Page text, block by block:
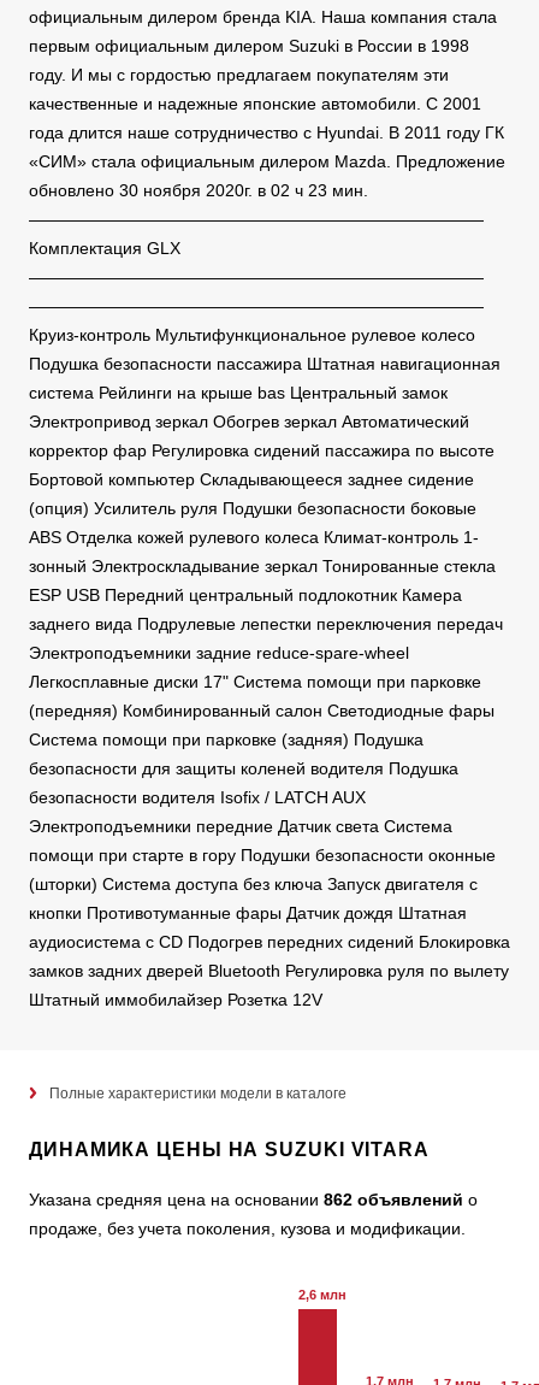
официальным дилером бренда KIA. Наша компания стала
первым официальным дилером Suzuki в России в 1998
году. И мы с гордостью предлагаем покупателям эти
качественные и надежные японские автомобили. С 2001
года длится наше сотрудничество с Hyundai. В 2011 году ГК
«СИМ» стала официальным дилером Mazda. Предложение
обновлено 30 ноября 2020г. в 02 ч 23 мин.
———————————————————————————
Комплектация GLX
———————————————————————————
———————————————————————————
Круиз-контроль Мультифункциональное рулевое колесо
Подушка безопасности пассажира Штатная навигационная
система Рейлинги на крыше bas Центральный замок
Электропривод зеркал Обогрев зеркал Автоматический
корректор фар Регулировка сидений пассажира по высоте
Бортовой компьютер Складывающееся заднее сидение
(опция) Усилитель руля Подушки безопасности боковые
ABS Отделка кожей рулевого колеса Климат-контроль 1-
зонный Электроскладывание зеркал Тонированные стекла
ESP USB Передний центральный подлокотник Камера
заднего вида Подрулевые лепестки переключения передач
Электроподъемники задние reduce-spare-wheel
Легкосплавные диски 17" Система помощи при парковке
(передняя) Комбинированный салон Светодиодные фары
Система помощи при парковке (задняя) Подушка
безопасности для защиты коленей водителя Подушка
безопасности водителя Isofix / LATCH AUX
Электроподъемники передние Датчик света Система
помощи при старте в гору Подушки безопасности оконные
(шторки) Система доступа без ключа Запуск двигателя с
кнопки Противотуманные фары Датчик дождя Штатная
аудиосистема с CD Подогрев передних сидений Блокировка
замков задних дверей Bluetooth Регулировка руля по вылету
Штатный иммобилайзер Розетка 12V
Полные характеристики модели в каталоге
ДИНАМИКА ЦЕНЫ НА SUZUKI VITARA
Указана средняя цена на основании 862 объявлений о
продаже, без учета поколения, кузова и модификации.
2,6 млн
1,7 млн